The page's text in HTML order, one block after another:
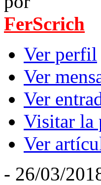
FerScrich
Ver perfil
Ver
Ver
Visitar la
Ver
- 26/03/